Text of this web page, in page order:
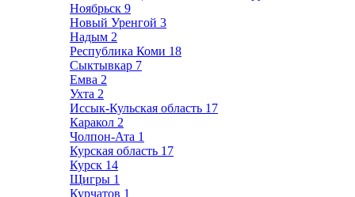
Ноябрьск 9
Новый Уренгой 3
Надым 2
Республика Коми 18
Сыктывкар 7
Емва 2
Ухта 2
Иссык-Кульская область 17
Каракол 2
Чолпон-Ата 1
Курская область 17
Курск 14
Щигры 1
Курчатов 1